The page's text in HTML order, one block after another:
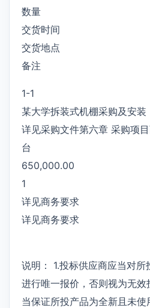
数量
交货时间
交货地点
备注
1-1
某大学拆装式机棚采购及安装
详见采购文件第六章 采购项
台
650,000.00
1
详见商务要求
详见商务要求
说明： 1.投标供应商应当对
进行唯一报价，否则视为无
当保证所投产品为全新且未使